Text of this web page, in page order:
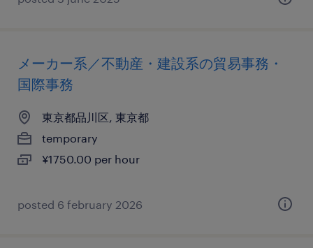
メーカー系／不動産・建設系の貿易事務・
国際事務
東京都品川区, 東京都
temporary
¥1750.00 per hour
posted 6 february 2026